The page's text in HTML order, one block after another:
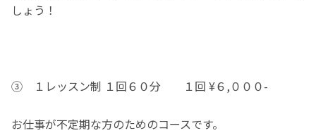
しょう！
③ １レッスン制 １回６０分 １回 ¥６,０００-
お仕事が不定期な方のためのコースです。